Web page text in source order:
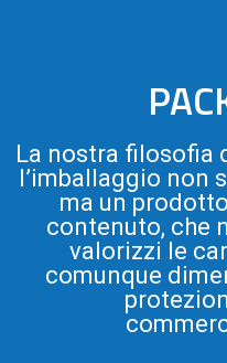
La nostra filosofia
l’imballaggio non
ma un
contenuto, che
valorizzi le
comunque